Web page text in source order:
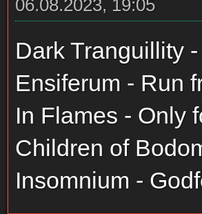
06.08.2023, 19:05
Dark Tranguillity
Ensiferum - Run
In Flames - Only
Children of
Insomnium -